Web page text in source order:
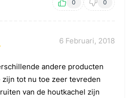
0 0
6 Februari, 2018
andere producten
tot nu toe zeer tevreden
van de houtkachel zijn